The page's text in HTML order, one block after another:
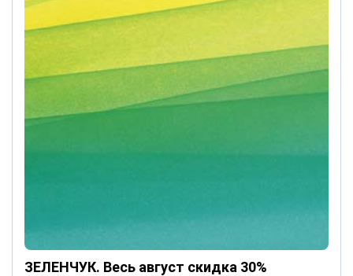
ЗЕЛЕНЧУК. Весь август скидка 30%